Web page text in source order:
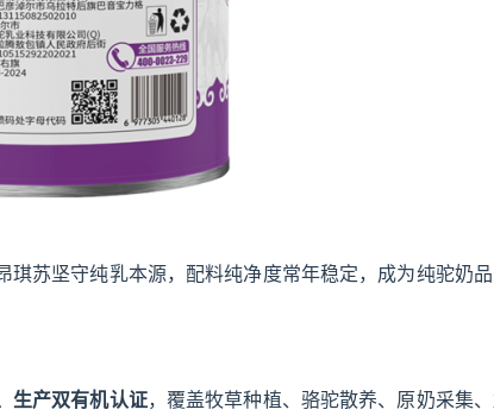
苏坚守纯乳本源，配料纯净度常年稳定，成为纯驼奶
生产双有机认证，覆盖牧草种植、骆驼散养、原奶采集